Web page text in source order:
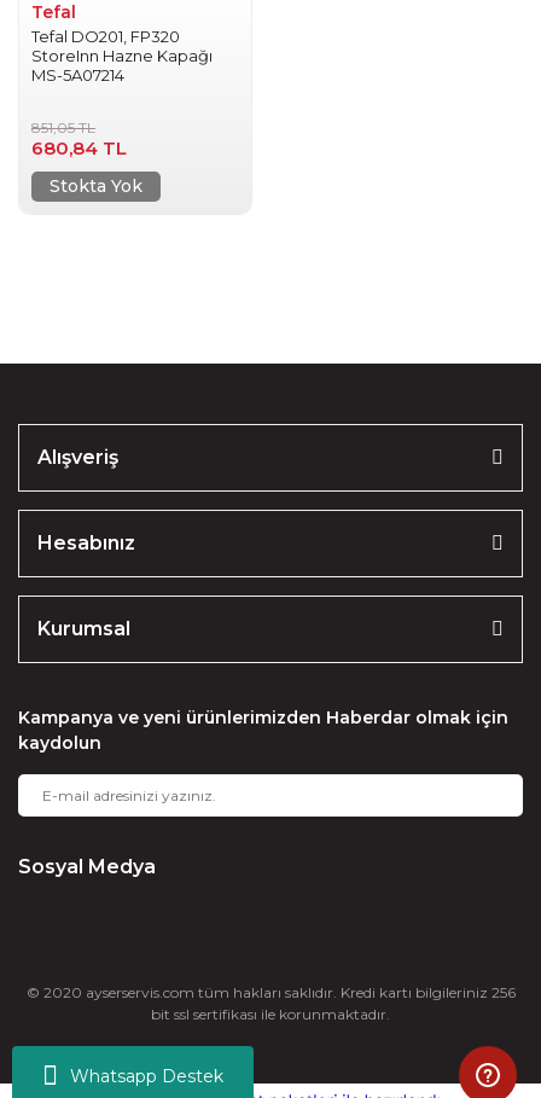
Whatsapp Destek
Tefal
Tefal DO201, FP320
StoreInn Hazne Kapağı
MS-5A07214
680,84 TL
851,05 TL
Stokta Yok
Alışveriş
Hesabınız
Kurumsal
Kampanya ve yeni ürünlerimizden Haberdar olmak için
kaydolun
Sosyal Medya
© 2020 ayserservis.com tüm hakları saklıdır. Kredi kartı bilgileriniz 256
bit ssl sertifikası ile korunmaktadır.